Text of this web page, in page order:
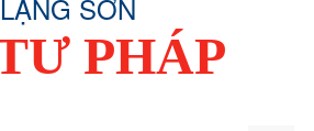
LẠNG SƠN
PHÁP